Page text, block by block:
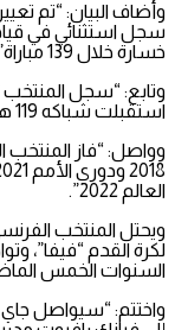
خسارة خلال 139 مباراة”.
استقبلت شباكه 119 هدفا”.
وواصل: “فاز
العالم 2022”.
ويحتل المنتخب
لكرة القدم “فيفا”،
السنوات الخمس
واختتم: “سيواصل